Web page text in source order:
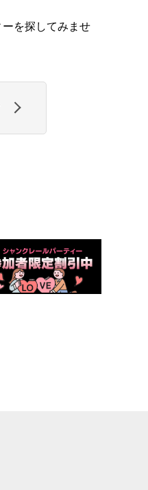
を探してみませ